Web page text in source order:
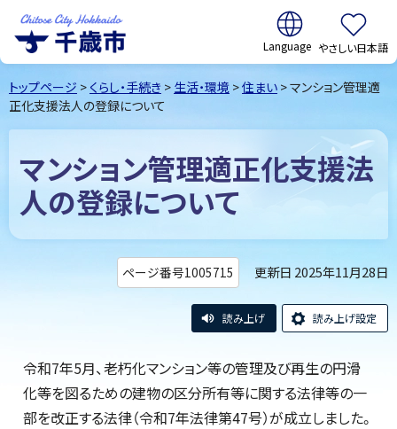
千歳市Chitose
City Hokkaido
翻訳:
やさしい日本語
トップページ > くらし・手続き > 生活・環境 >住まい > マンション管理適
正化支援法人の登録について
マンション管理適正化支援法
人の登録について
ページ番号1005715 更新日 2025年11月28日
読み上げ 読み上げ設定
令和7年5月、老朽化マンション等の管理及び再生の円滑
化等を図るための建物の区分所有等に関する法律等の一
部を改正する法律（令和7年法律第47号）が成立しました。